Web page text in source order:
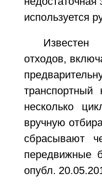
используется
Известен
отходов,
несколько
вручную
сбрасывают
передвижные
опубл.